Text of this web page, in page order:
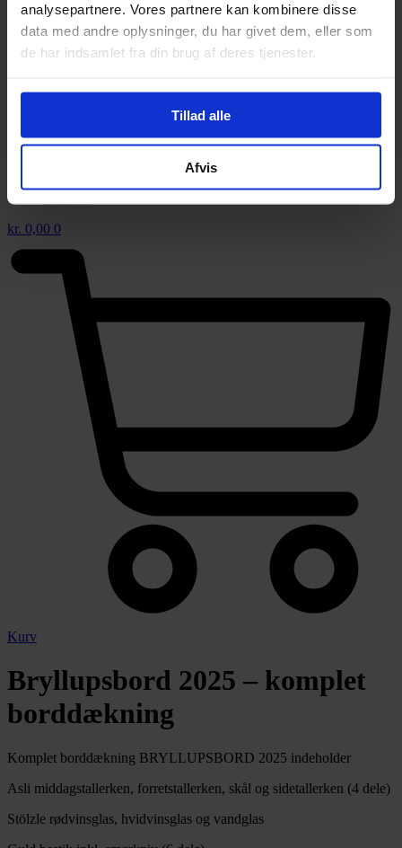
analysepartnere. Vores partnere kan kombinere disse
data med andre oplysninger, du har givet dem, eller som
de har indsamlet fra din brug af deres tjenester.
Tillad alle
Afvis
BRYLLUPSBORD 2026
kr. 0,00 0
Kurv
Bryllupsbord 2025 – komplet
borddækning
Komplet borddækning BRYLLUPSBORD 2025 indeholder
Asli middagstallerken, forretstallerken, skål og sidetallerken (4 dele)
Stölzle rødvinsglas, hvidvinsglas og vandglas